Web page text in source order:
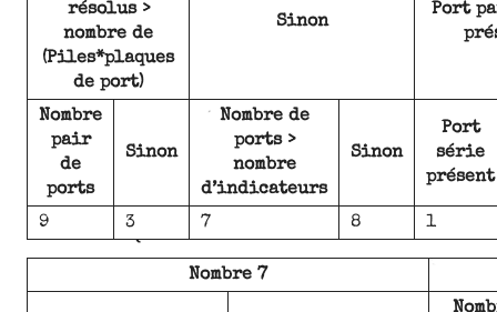
résolus >
nombre de
(Piles*plaques
de port)
Sinon
Port
Nombre
pair
de
ports
Sinon
Nombre de
ports >
nombre
d’indicateurs
Sinon
Port
série
présent
9 3 7 8 1
Nombre 7